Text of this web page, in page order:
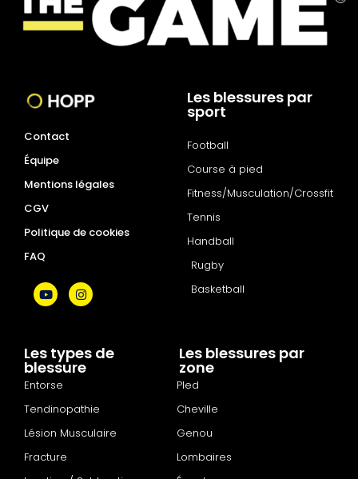
Contact
Équipe
Mentions légales
CGV
Politique de cookies
FAQ
Les blessures par
sport
Football
Course à pied
Fitness/Musculation/Crossfit
Tennis
Handball
Rugby
Basketball
Les types de
blessure
Les blessures par
zone
Entorse
Tendinopathie
Lésion Musculaire
Fracture
PIed
Cheville
Genou
Lombaires